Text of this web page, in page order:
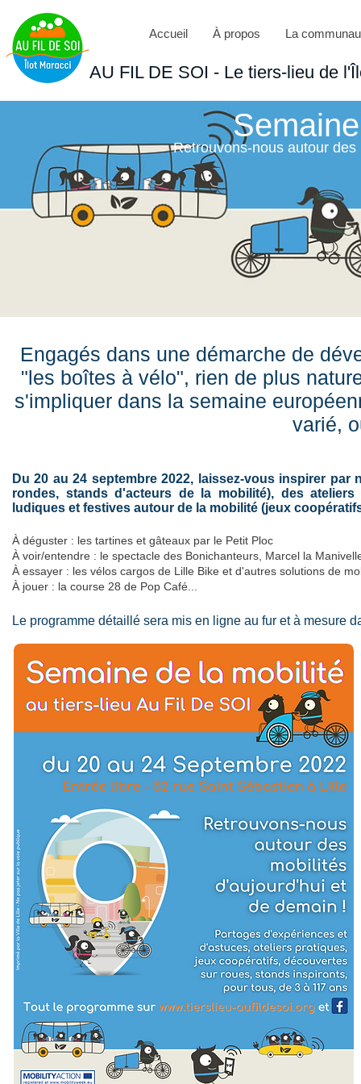
Accueil À propos La
AU FIL DE SOI - Le tiers-lieu de
Retrouvons-nous autour
Engagés dans une démarche de
"les boîtes à vélo", rien de plus
s'impliquer dans la semaine
varié,
Du 20 au 24 septembre 2022, laissez-vous inspirer
rondes, stands d'acteurs de la mobilité), des
ludiques et festives autour de la mobilité (jeux
À déguster : les tartines et gâteaux par le Petit Ploc
À voir/entendre : le spectacle des Bonichanteurs, Marcel la
À essayer : les vélos cargos de Lille Bike et d'autres solutions de
À jouer : la course 28 de Pop Café...
Le programme détaillé sera mis en ligne au fur et à mesure